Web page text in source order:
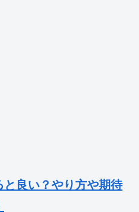
良い？やり方や期待